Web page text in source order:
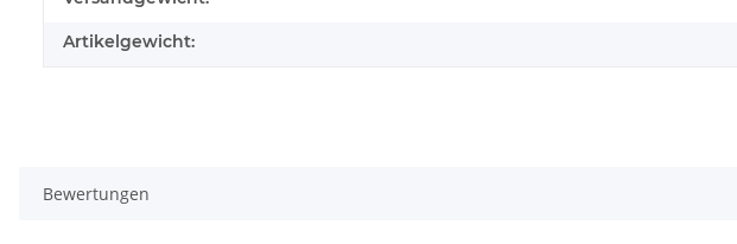
Artikelgewicht:
Bewertungen